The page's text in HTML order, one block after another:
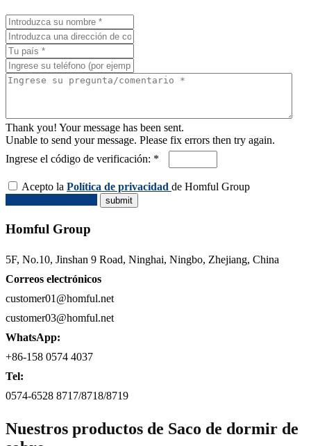
Thank you! Your message has been sent.
Unable to send your message. Please fix errors then try again.
Ingrese el código de verificación: *
Acepto la Política de privacidad de Homful Group
Homful Group
5F, No.10, Jinshan 9 Road, Ninghai, Ningbo, Zhejiang, China
Correos electrónicos
customer01@homful.net
customer03@homful.net
WhatsApp:
+86-158 0574 4037
Tel:
0574-6528 8717/8718/8719
Nuestros productos de Saco de dormir de